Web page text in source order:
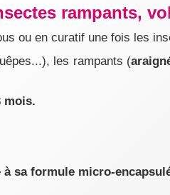
rampants,
ou en curatif une fois les
les rampants (
mois.
sa formule micro-